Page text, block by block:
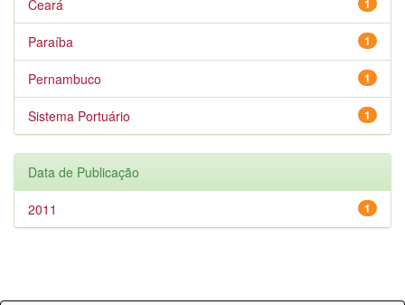
1
Ceará
1
Paraíba
1
Pernambuco
1
Sistema Portuário
Data de Publicação
1
2011